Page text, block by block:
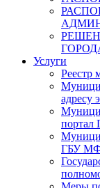
Услуги
Реестр
адресу
портал
ГБУ